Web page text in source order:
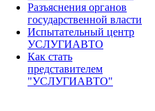
Разъяснения органов
государственной власти
Испытательный центр
УСЛУГИАВТО
Как стать
представителем
"УСЛУГИАВТО"